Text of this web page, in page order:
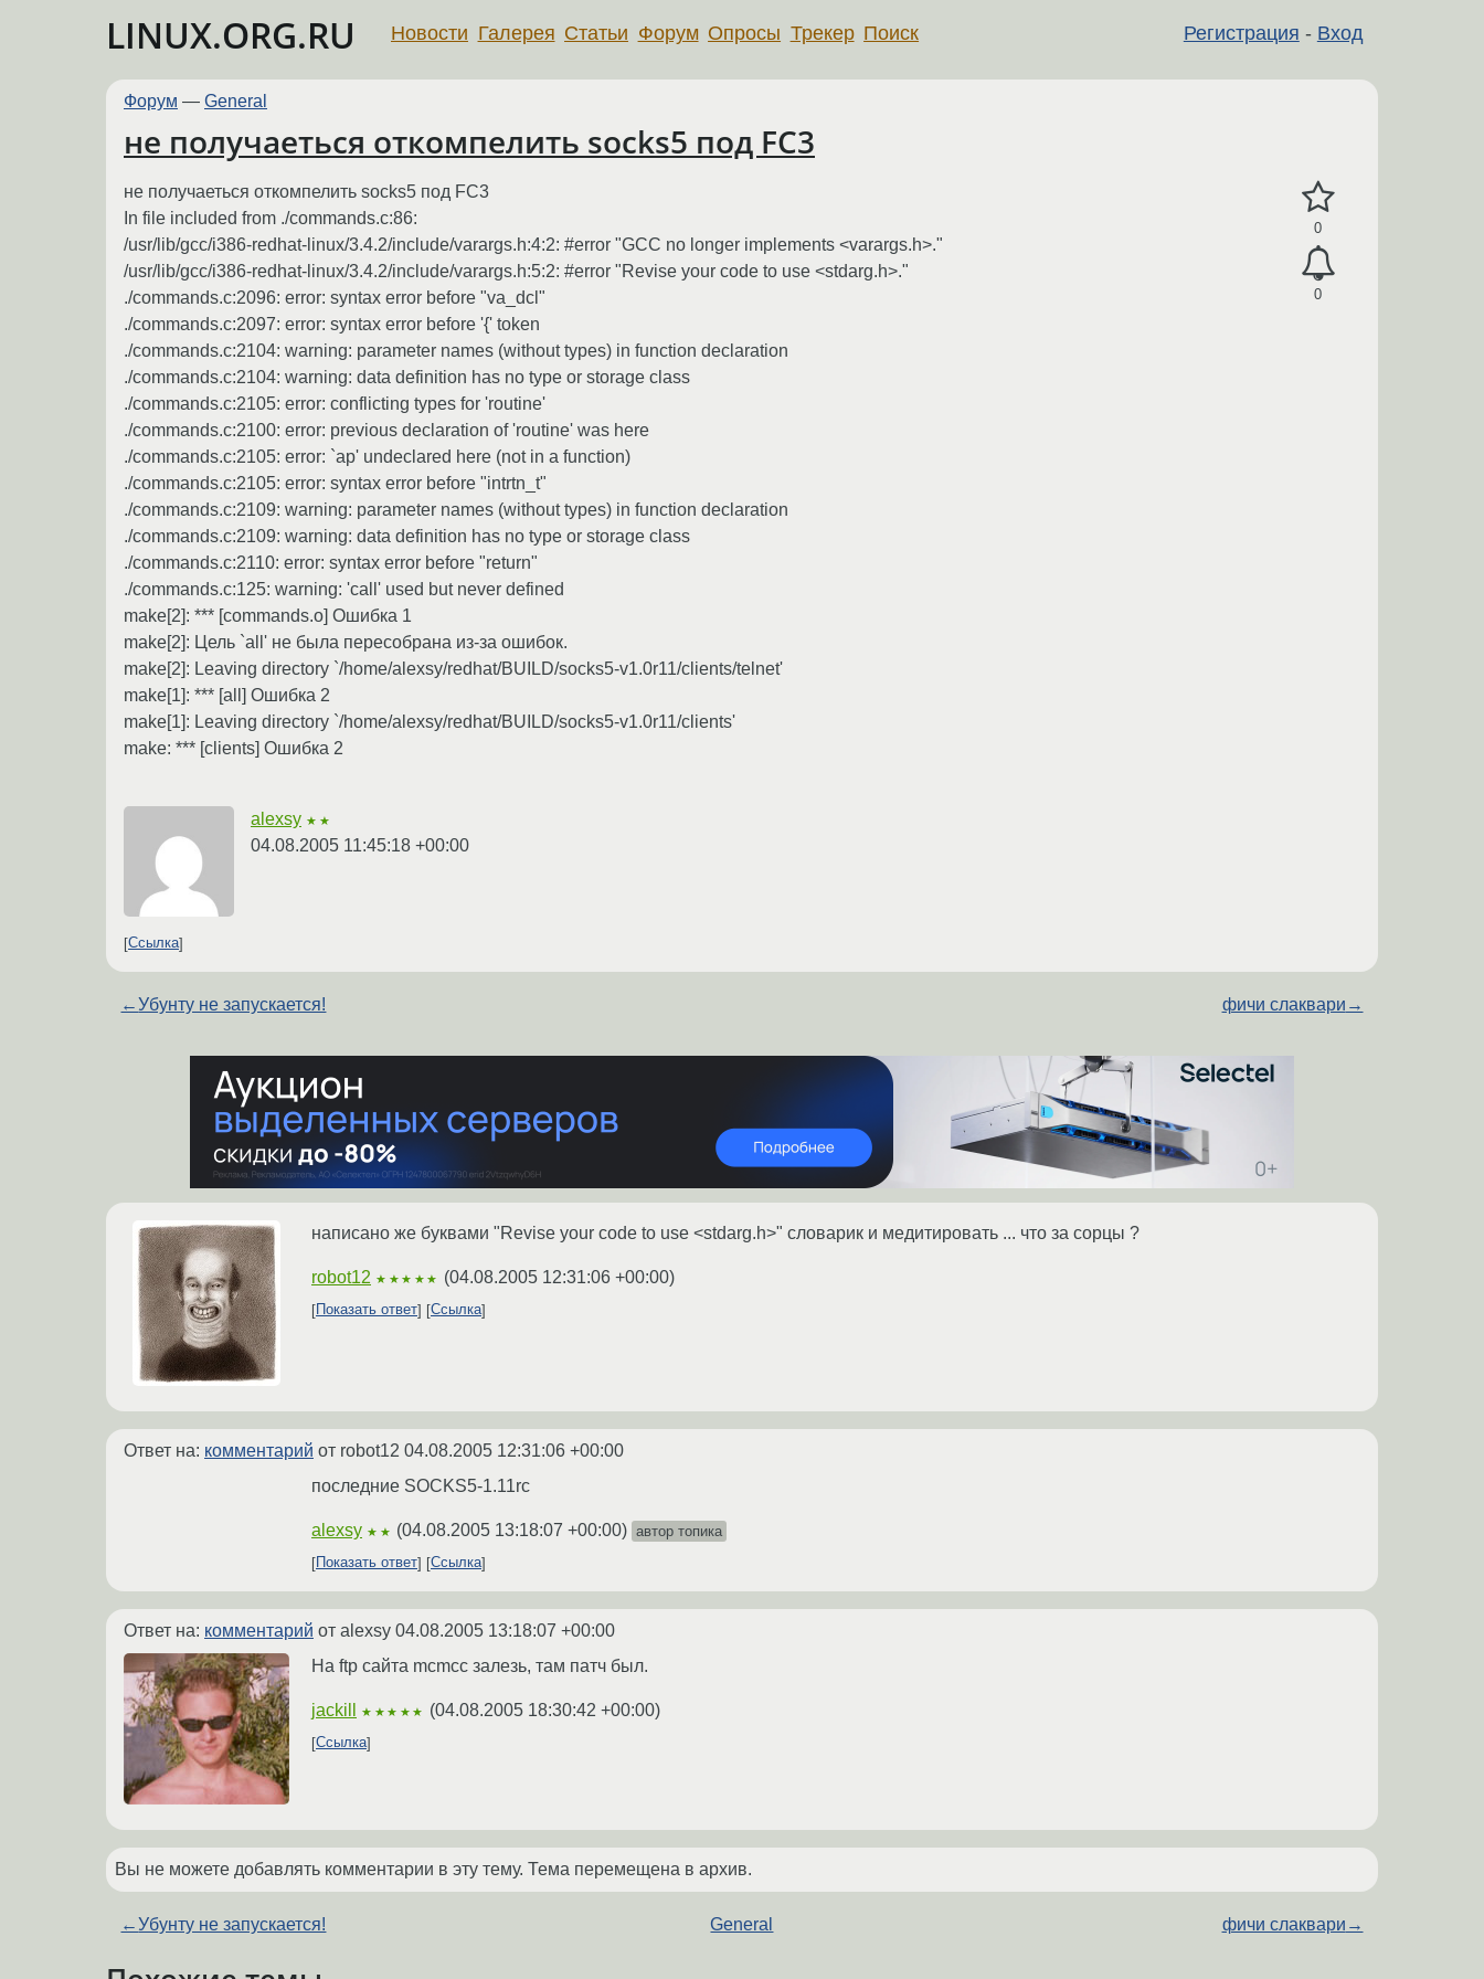
LINUX.ORG.RU Регистрация - Вход
Новости Галерея Статьи Форум Опросы Трекер Поиск
Форум — General
не получаеться откомпелить socks5 под FC3
0
0
не получаеться откомпелить socks5 под FC3
In file included from ./commands.c:86:
/usr/lib/gcc/i386-redhat-linux/3.4.2/include/varargs.h:4:2: #error "GCC no longer implements <varargs.h>."
/usr/lib/gcc/i386-redhat-linux/3.4.2/include/varargs.h:5:2: #error "Revise your code to use <stdarg.h>."
./commands.c:2096: error: syntax error before "va_dcl"
./commands.c:2097: error: syntax error before '{' token
./commands.c:2104: warning: parameter names (without types) in function declaration
./commands.c:2104: warning: data definition has no type or storage class
./commands.c:2105: error: conflicting types for 'routine'
./commands.c:2100: error: previous declaration of 'routine' was here
./commands.c:2105: error: `ap' undeclared here (not in a function)
./commands.c:2105: error: syntax error before "intrtn_t"
./commands.c:2109: warning: parameter names (without types) in function declaration
./commands.c:2109: warning: data definition has no type or storage class
./commands.c:2110: error: syntax error before "return"
./commands.c:125: warning: 'call' used but never defined
make[2]: *** [commands.o] Ошибка 1
make[2]: Цель `all' не была пересобрана из-за ошибок.
make[2]: Leaving directory `/home/alexsy/redhat/BUILD/socks5-v1.0r11/clients/telnet'
make[1]: *** [all] Ошибка 2
make[1]: Leaving directory `/home/alexsy/redhat/BUILD/socks5-v1.0r11/clients'
make: *** [clients] Ошибка 2
alexsy ★★
04.08.2005 11:45:18 +00:00
Ссылка
←Убунту не запускается! фичи слаквари →
написано же буквами "Revise your code to use <stdarg.h>" словарик и медитировать ... что за сорцы ?
robot12 ★★★★★ (04.08.2005 12:31:06 +00:00)
Показать ответ Ссылка
Ответ на: комментарий от robot12 04.08.2005 12:31:06 +00:00
последние SOCKS5-1.11rc
alexsy ★★ (04.08.2005 13:18:07 +00:00) автор топика
Показать ответ
Ссылка
Ответ на: комментарий от alexsy 04.08.2005 13:18:07 +00:00
На ftp сайта mcmcc залезь, там патч был.
jackill ★★★★★ (04.08.2005 18:30:42 +00:00)
Ссылка
Вы не можете добавлять комментарии в эту тему. Тема перемещена в архив.
←Убунту не запускается! General фичи слаквари →